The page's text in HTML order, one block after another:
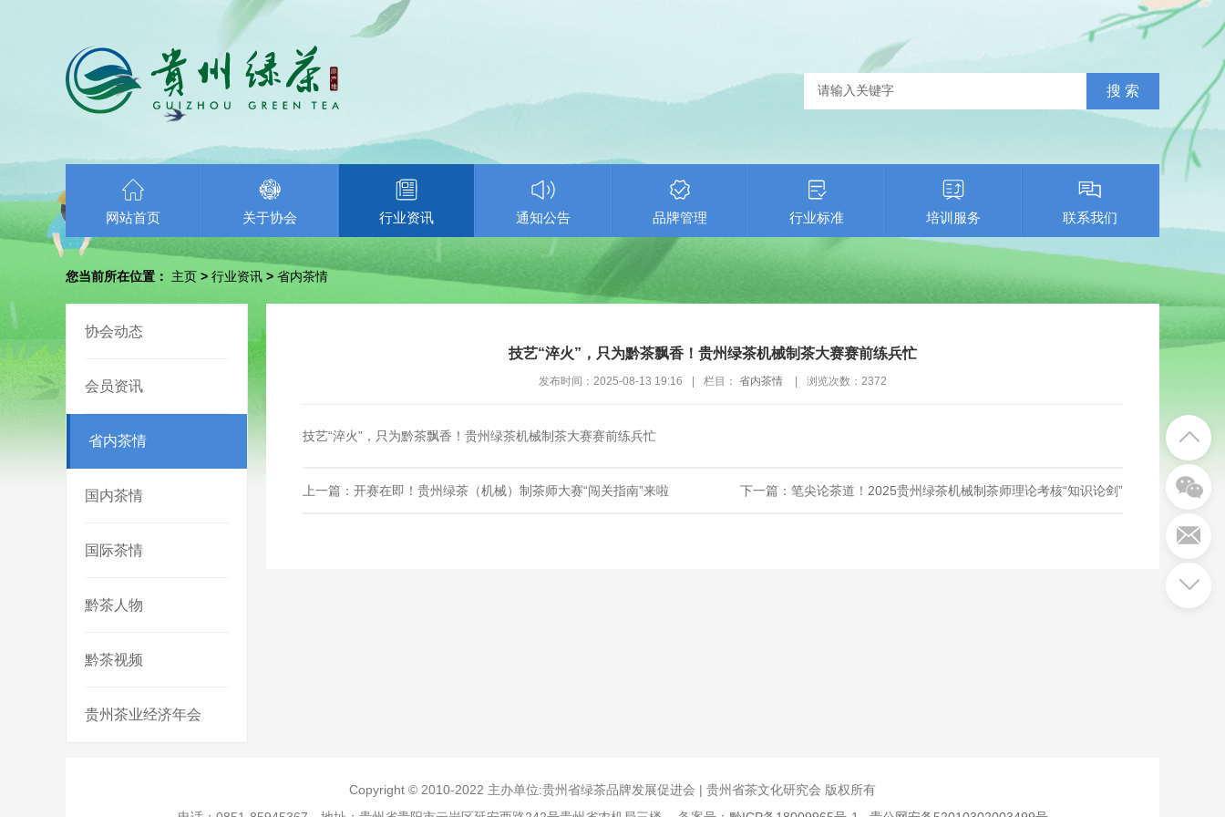
网站首页 关于协会 行业资讯 通知公告 品牌管理 行业标准 培训服务 联系我们
您当前所在位置： 主页 > 行业资讯 > 省内茶情
协会动态
会员资讯
省内茶情
国内茶情
国际茶情
黔茶人物
黔茶视频
贵州茶业经济年会
技艺“淬火”，只为黔茶飘香！贵州绿茶机械制茶大赛赛前练兵忙
发布时间：2025-08-13 19:16 栏目： 省内茶情 浏览次数： 2372
技艺“淬火”，只为黔茶飘香！贵州绿茶机械制茶大赛赛前练兵忙
上一篇：开赛在即！贵州绿茶（机械）制茶师大赛“闯关指南”来啦 下一篇：笔尖论茶道！2025贵州绿茶机械制茶师理论考核“知识论剑”
Copyright © 2010-2022 主办单位:贵州省绿茶品牌发展促进会 | 贵州省茶文化研究会 版权所有